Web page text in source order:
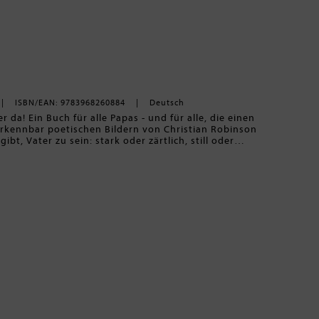
ISBN/EAN: 9783968260884 Deutsch
die einen
poetischen Bildern von Christian Robinson
weit weg. Tierpapas und Menschenpapas teilen
Ein warmes, ehrliches Buch über große Gefühle und
Ansehen.